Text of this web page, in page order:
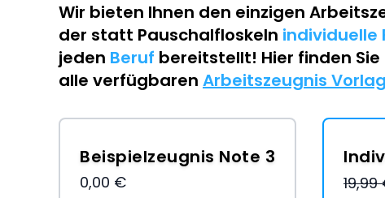
Wir bieten Ihnen den einzigen
der statt Pauschalfloskeln individuelle
jeden Beruf bereitstellt! Hier finden
alle verfügbaren Arbeitszeugnis
Beispielzeugnis Note 3
0,00 € 19,99